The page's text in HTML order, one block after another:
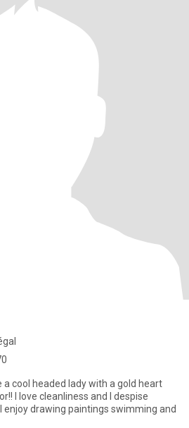
a cool headed lady with a gold heart
I love cleanliness and I despise
drawing paintings swimming and